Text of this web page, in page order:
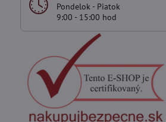
Pondelok - Piatok
9:00 - 15:00 hod